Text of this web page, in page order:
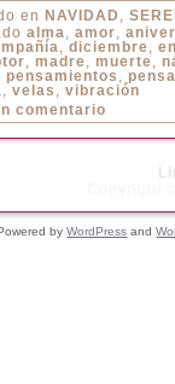
en NAVIDAD ,
alma, amor,
, diciembre,
, madre, muerte,
pensamientos ,
, velas , vibración
comentario
byWordPress and